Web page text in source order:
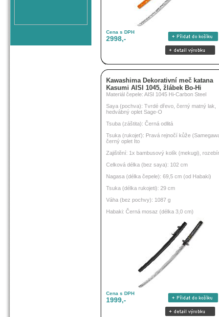
Cena s DPH
2998,-
Kawashima Dekorativní meč katana
Kasumi AISI 1045, žlábek Bo-Hi
Materiál čepele: AISI 1045 Hi-Carbon Steel
Saya (pochva): Tvrdé dřevo, černý matný lak,
hedvábný oplet Sage-O
Tsuba (záštita): Černá odlitá
Tsuka (rukojeť): Pravá rejnočí kůže
černý oplet Ito
Zajištění: 1x bambusový kolík (mekugi),
Celková délka (bez saya): 102 cm
Nagasa (délka čepele): 69,5 cm (od Habaki)
Tsuka (délka rukojeti): 29 cm
Váha (bez pochvy): 1087 g
Habaki: Černá mosaz (délka 3,0 cm)
Cena s DPH
1999,-